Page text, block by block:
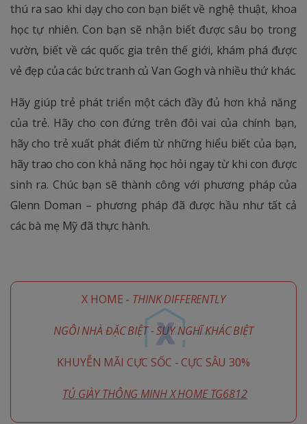
thú ra sao khi dạy cho con bạn biết về nghệ thuật, khoa
học tự nhiên. Con bạn sẽ nhận biết được sâu bọ trong
vườn, biết về các quốc gia trên thế giới, khám phá được
vẻ đẹp của các bức tranh củ Van Gogh và nhiều thứ khác.
Hãy giúp trẻ phát triển một cách đầy đủ hơn khả năng
của trẻ. Hãy cho con đứng trên đôi vai của chính bạn,
hãy cho trẻ xuất phát điểm từ những hiểu biết của bạn,
hãy trao cho con khả năng học hỏi ngay từ khi con được
sinh ra. Chúc bạn sẽ thành công với phương pháp của
Glenn Doman – phương pháp đã được hầu như tất cả
các bà mẹ Mỹ đã thực hành.
X HOME - THINK DIFFERENTLY
NGÔI NHÀ ĐẶC BIỆT - SUY NGHĨ KHÁC BIỆT
KHUYỄN MÃI CỰC SỐC - CỰC SÂU 30%
TỦ GIÀY THÔNG MINH X HOME TG6812